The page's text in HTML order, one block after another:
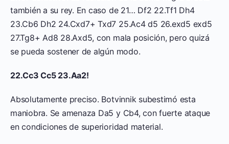
también a su rey. En caso de 21… Df2 22.Tf1 Dh4
23.Cb6 Dh2 24.Cxd7+ Txd7 25.Ac4 d5 26.exd5 exd5
27.Tg8+ Ad8 28.Axd5, con mala posición, pero quizá
se pueda sostener de algún modo.
22.Cc3 Cc5 23.Aa2!
Absolutamente preciso. Botvinnik subestimó esta
maniobra. Se amenaza Da5 y Cb4, con fuerte ataque
en condiciones de superioridad material.